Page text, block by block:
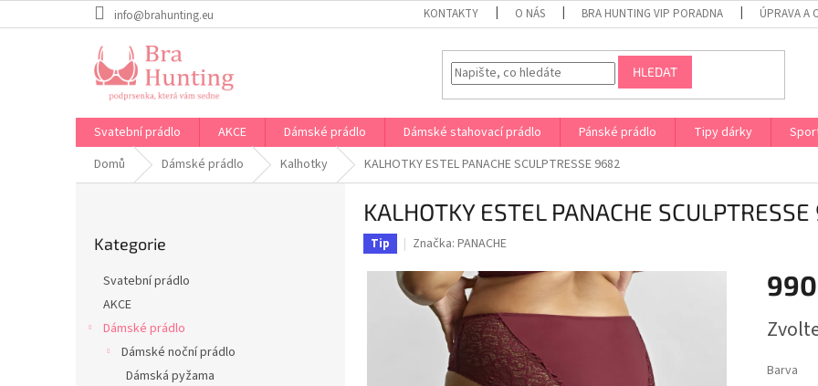
na
info@brahunting.eu KONTAKTY O NÁS BRA HUNTING VIP PORADNA ÚPRAVA A
HLEDAT
Svatební prádlo AKCE Dámské prádlo Dámské stahovací prádlo Pánské prádlo Tipy dárky
Domů
Dámské prádlo Kalhotky KALHOTKY ESTEL PANACHE SCULPTRESSE 9682
kategorie
Kategorie
Svatební prádlo
AKCE
Dámské prádlo
Dámské noční prádlo
Dámská pyžama
KALHOTKY ESTEL PANACHE
Tip Značka: PANACHE
cena:
Barva